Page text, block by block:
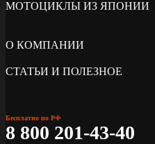
МОТОЦИКЛЫ ИЗ ЯПОНИИ
О КОМПАНИИ
СТАТЬИ И ПОЛЕЗНОЕ
Бесплатно по РФ
8 800 201-43-40